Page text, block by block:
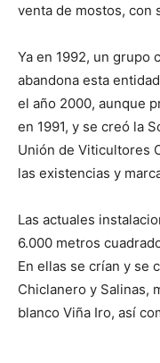
venta de mostos, con
Ya en 1992, un grupo
abandona esta
el año 2000, aunque
en 1991, y se creó la
Unión de Viticultores
las existencias y
Las actuales
6.000 metros
En ellas se crían y se
Chiclanero y Salinas,
blanco Viña Iro, así